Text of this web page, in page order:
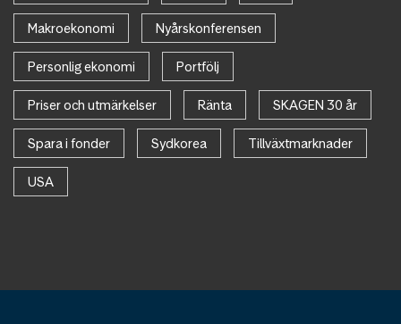
Makroekonomi Nyårskonferensen
Personlig ekonomi Portfölj
Priser och utmärkelser Ränta SKAGEN 30 år
Spara i fonder Sydkorea Tillväxtmarknader
USA